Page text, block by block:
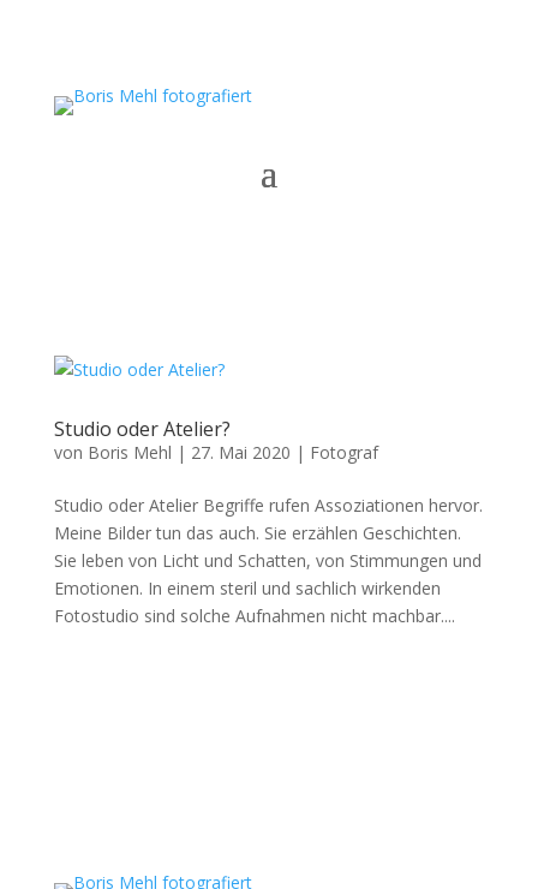
Studio oder Atelier?
von Boris Mehl | 27. Mai 2020 | Fotograf
Studio oder Atelier Begriffe rufen Assoziationen hervor.
Meine Bilder tun das auch. Sie erzählen Geschichten.
Sie leben von Licht und Schatten, von Stimmungen und
Emotionen. In einem steril und sachlich wirkenden
Fotostudio sind solche Aufnahmen nicht machbar....